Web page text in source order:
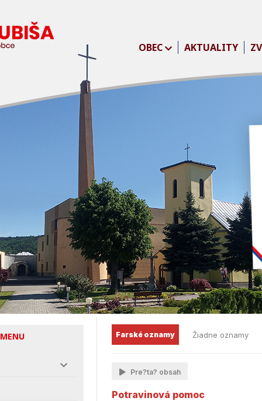
OBEC AKTUALITY
MENU Farské oznamy Žiadne oznamy
Pre?ta? obsah
Potravinová pomoc